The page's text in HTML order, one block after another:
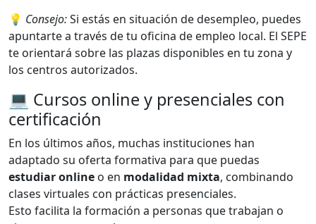
💡 Consejo:Si estás en situación de desempleo, puedes
apuntarte a través de tu oficina de empleo local. El SEPE
te orientará sobre las plazas disponibles en tu zona y
los centros autorizados.
💻 Cursos online y presenciales con
certificación
En los últimos años, muchas instituciones han
adaptado su oferta formativa para que puedas
estudiar online o en modalidad mixta, combinando
clases virtuales con prácticas presenciales.
Esto facilita la formación a personas que trabajan o